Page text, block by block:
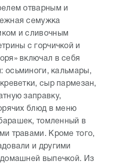
отварным и
семужка
и сливочным
с горчичкой и
включал в себя
осьминоги, кальмары,
сыр пармезан,
заправку,
блюд в меню
томленный в
травами. Кроме того,
и другими
выпечкой. Из